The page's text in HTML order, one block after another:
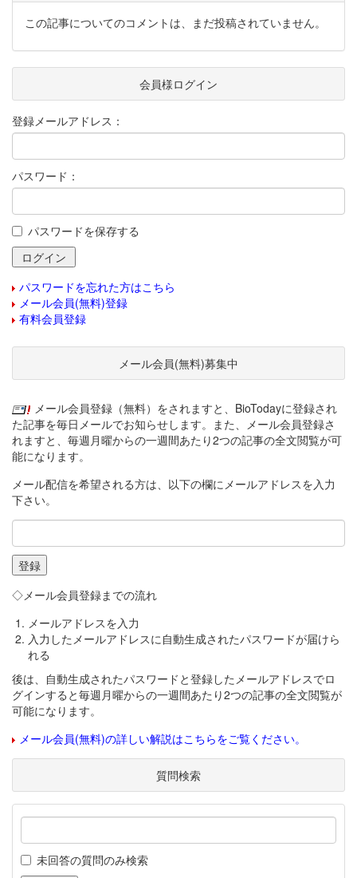
この記事についてのコメントは、まだ投稿されていません。
会員様ログイン
登録メールアドレス：
パスワード：
パスワードを保存する
パスワードを忘れた方はこちら
メール会員(無料)登録
有料会員登録
メール会員(無料)募集中
メール会員登録（無料）をされますと、BioTodayに登録され
た記事を毎日メールでお知らせします。また、メール会員登録さ
れますと、毎週月曜からの一週間あたり2つの記事の全文閲覧が可
能になります。
メール配信を希望される方は、以下の欄にメールアドレスを入力
下さい。
◇メール会員登録までの流れ
メールアドレスを入力
入力したメールアドレスに自動生成されたパスワードが届けら
れる
後は、自動生成されたパスワードと登録したメールアドレスでロ
グインすると毎週月曜からの一週間あたり2つの記事の全文閲覧が
可能になります。
メール会員(無料)の詳しい解説はこちらをご覧ください。
質問検索
未回答の質問のみ検索